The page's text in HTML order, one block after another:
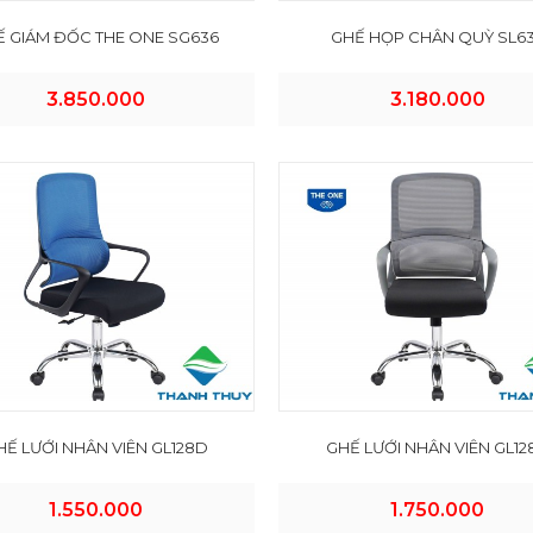
GIÁM ĐỐC THE ONE SG636
3.850.000
GHẾ HỌP CHÂN QUỲ
3.180.000
LƯỚI NHÂN VIÊN GL128D
1.550.000
GHẾ LƯỚI NHÂN VIÊN
1.750.000